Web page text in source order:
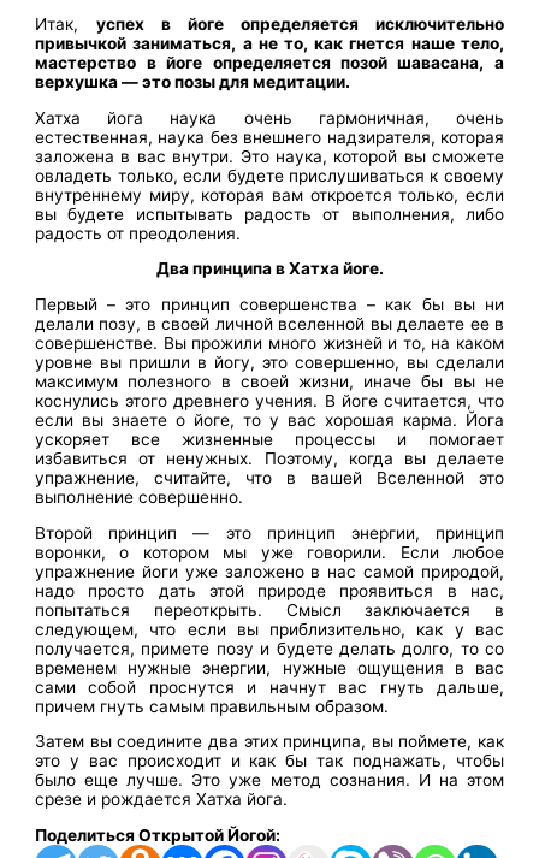
Итак,успех в йоге определяется исключительно
привычкой заниматься, а не то, как гнется наше тело,
мастерство в йоге определяется позой шавасана, а
верхушка — это позы для медитации.
Хатха йога наука очень гармоничная, очень
естественная, наука без внешнего надзирателя, которая
заложена в вас внутри. Это наука, которой вы сможете
овладеть только, если будете прислушиваться к своему
внутреннему миру, которая вам откроется только, если
вы будете испытывать радость от выполнения, либо
радость от преодоления.
Два принципа в Хатха йоге.
Первый – это принцип совершенства – как бы вы ни
делали позу, в своей личной вселенной вы делаете ее в
совершенстве. Вы прожили много жизней и то, на каком
уровне вы пришли в йогу, это совершенно, вы сделали
максимум полезного в своей жизни, иначе бы вы не
коснулись этого древнего учения. В йоге считается, что
если вы знаете о йоге, то у вас хорошая карма. Йога
ускоряет все жизненные процессы и помогает
избавиться от ненужных. Поэтому, когда вы делаете
упражнение, считайте, что в вашей Вселенной это
выполнение совершенно.
Второй принцип — это принцип энергии, принцип
воронки, о котором мы уже говорили. Если любое
упражнение йоги уже заложено в нас самой природой,
надо просто дать этой природе проявиться в нас,
попытаться переоткрыть. Смысл заключается в
следующем, что если вы приблизительно, как у вас
получается, примете позу и будете делать долго, то со
временем нужные энергии, нужные ощущения в вас
сами собой проснутся и начнут вас гнуть дальше,
причем гнуть самым правильным образом.
Затем вы соедините два этих принципа, вы поймете, как
это у вас происходит и как бы так поднажать, чтобы
было еще лучше. Это уже метод сознания. И на этом
срезе и рождается Хатха йога.
Поделиться Открытой Йогой: